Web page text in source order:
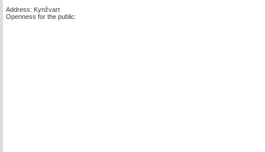
Address: Kynžvart
Openness for the public: